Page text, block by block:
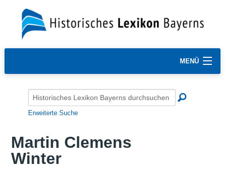
MENÜ
Erweiterte Suche
Martin Clemens
Winter